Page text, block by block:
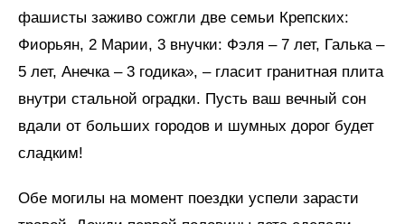
фашисты заживо сожгли две семьи Крепских:
Фиорьян, 2 Марии, 3 внучки: Фэля – 7 лет, Галька –
5 лет, Анечка – 3 годика», – гласит гранитная плита
внутри стальной оградки. Пусть ваш вечный сон
вдали от больших городов и шумных дорог будет
сладким!
Обе могилы на момент поездки успели зарасти